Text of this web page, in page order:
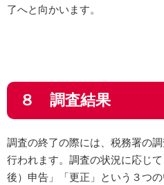
了へと向かいます。
８ 調査結果
調査の終了の際には、税務署の
行われます。調査の状況に応じ
後）申告」「更正」という３つ